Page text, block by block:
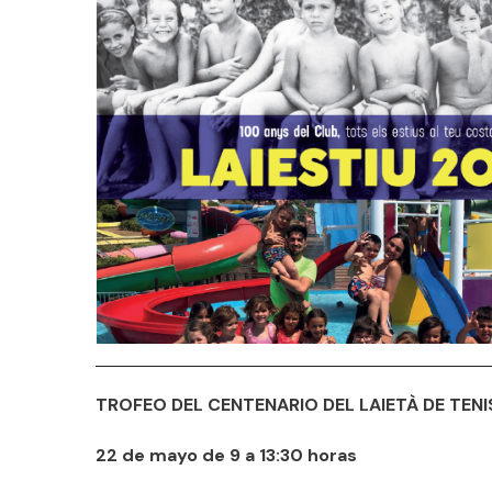
TROFEO DEL CENTENARIO DEL LAIETÀ DE
22 de mayo de 9 a 13:30 horas